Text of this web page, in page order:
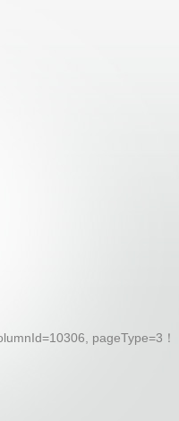
pageType=3！